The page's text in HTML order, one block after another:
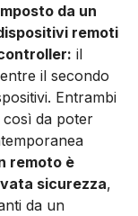
da un
remoti
il
il secondo
Entrambi
da poter
remoto è
sicurezza,
da un